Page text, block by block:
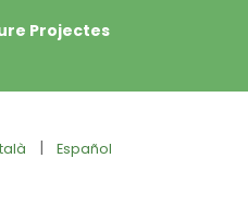
Projectes
| Español